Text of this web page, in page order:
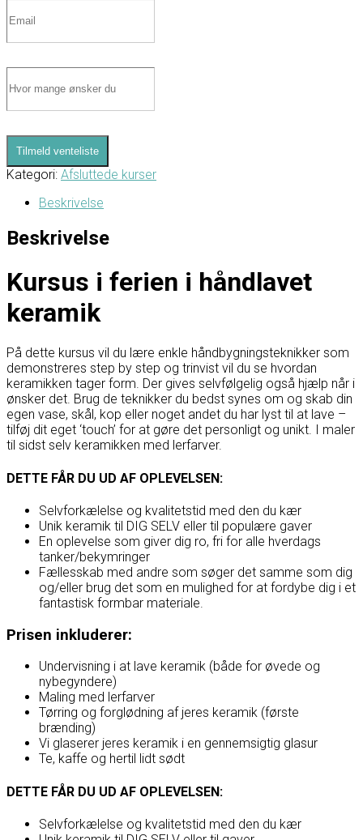
Tilmeld venteliste
Kategori: Afsluttede kurser
Beskrivelse
Beskrivelse
Kursus i ferien i håndlavet
keramik
På dette kursus vil du lære enkle håndbygningsteknikker som
demonstreres step by step og trinvist vil du se hvordan
keramikken tager form. Der gives selvfølgelig også hjælp når i
ønsker det. Brug de teknikker du bedst synes om og skab din
egen vase, skål, kop eller noget andet du har lyst til at lave –
tilføj dit eget ‘touch’ for at gøre det personligt og unikt. I maler
til sidst selv keramikken med lerfarver.
DETTE FÅR DU UD AF OPLEVELSEN:
Selvforkælelse og kvalitetstid med den du kær
Unik keramik til DIG SELV eller til populære gaver
En oplevelse som giver dig ro, fri for alle hverdags
tanker/bekymringer
Fællesskab med andre som søger det samme som dig
og/eller brug det som en mulighed for at fordybe dig i et
fantastisk formbar materiale.
Prisen inkluderer:
Undervisning i at lave keramik (både for øvede og
nybegyndere)
Maling med lerfarver
Tørring og forglødning af jeres keramik (første
brænding)
Vi glaserer jeres keramik i en gennemsigtig glasur
Te, kaffe og hertil lidt sødt
DETTE FÅR DU UD AF OPLEVELSEN:
Selvforkælelse og kvalitetstid med den du kær